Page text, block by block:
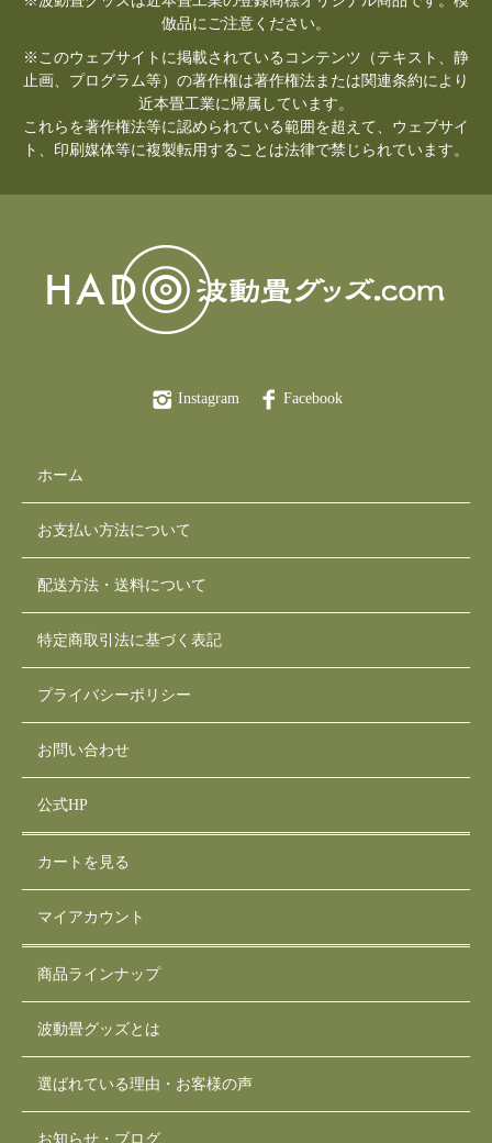
倣品にご注意ください。
※このウェブサイトに掲載されているコンテンツ（テキスト、静
止画、プログラム等）の著作権は著作権法または関連条約により
近本畳工業に帰属しています。
これらを著作権法等に認められている範囲を超えて、ウェブサイ
ト、印刷媒体等に複製転用することは法律で禁じられています。
Instagram Facebook
ホーム
お支払い方法について
配送方法・送料について
特定商取引法に基づく表記
プライバシーポリシー
お問い合わせ
公式HP
カートを見る
マイアカウント
商品ラインナップ
波動畳グッズとは
選ばれている理由・お客様の声
お知らせ・ブログ